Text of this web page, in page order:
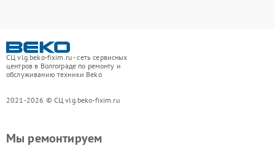
СЦ vlg.beko-fixim.ru - сеть сервисных
центров в Волгограде по ремонту и
обслуживанию техники Beko
2021-2026 © СЦ vlg.beko-fixim.ru
Мы ремонтируем